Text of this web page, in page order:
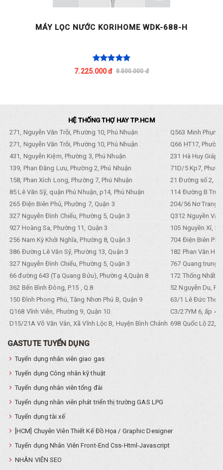
MÁY LỌC NƯỚC KORIHOME WDK-688-H
7.225.000 đ 8.500.000 đ
HỆ THỐNG THỢ HAY TP.HCM
271, Nguyễn Văn Trỗi, Phường 10, Phú Nhuận
Q563 Minh
271, Nguyễn Văn Trỗi, Phường 10, Phú Nhuận
Q66 HT17,
431, Nguyễn Kiệm, Phường 3, Phú Nhuận
231 Hà Huy Giáp,
139, Phan Đăng Lưu, Phường 2, Phú Nhuận
71D/5 Kp7,
158, Phan Xích Long, Phường 7, Phú Nhuận
21 Đường số 2,
85 Lê Văn Sỹ, quận Phú Nhuận, p14, Phú Nhuận
114 Đường B
265 Điện Biên Phủ, Phường 7, Quận 3
204/56 Nơ Trang
327 Nguyễn Đình Chiểu, Phường 5, Quận 3
Q312 Nguyền
927 Hoàng Sa, Phường 11, Quận 3
105 Nguyền Xí,
256 Nam Kỳ Khởi Nghĩa, Phường 8, Quận 3
704 Điện Biên
386 Đường Lê Văn Sỹ, Phường 13, Quận 3
182 Phan Văn
327 Nguyễn Đình Chiểu, Phường 5, Quận 3
767 Quang trung,
66 đường 643 (Tạ Quang Bửu), Phường 4,Quận 8
172 Thống Nhất.
362 Bến Bình Đông, P.15 , Q.8
52 Nguyễn Du,
150 Đình Phong Phú, Tăng Nhơn Phú B, Quận 9
63/1 Lê Đức Thọ,
Q168 Vĩnh Viễn, Phường 9, Quận 10
C3/27YM 6, ấp 4,
D15/21A Võ Văn Vân, Xã Vĩnh Lộc B, Huyện Bình Chánh 698 Quốc Lộ 22,
GASTUTE TUYỂN DỤNG
Tuyển dụng nhân viên giao gas
Tuyển dụng Công nhân kỹ thuật
Tuyển dụng nhân viên tổng đài
Tuyển dụng nhân viên phát triển thị trường GAS LPG
Tuyển dụng tài xế
[HCM] Chuyên Viên Thiết Kế Đồ Họa / Graphic Designer
Tuyển dụng Nhân Viên Front-End Css-Html-Javascript
NHÂN VIÊN SEO